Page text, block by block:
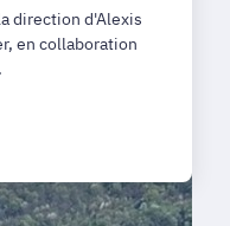
direction d'Alexis
en collaboration